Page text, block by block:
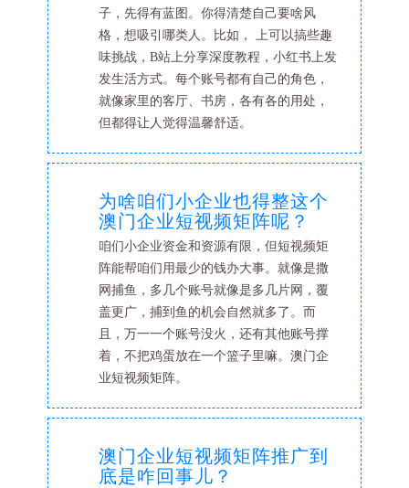
子，先得有蓝图。你得清楚自己要啥风
格，想吸引哪类人。比如， 上可以搞些趣
味挑战，B站上分享深度教程，小红书上发
发生活方式。每个账号都有自己的角色，
就像家里的客厅、书房，各有各的用处，
但都得让人觉得温馨舒适。
为啥咱们小企业也得整这个
澳门企业短视频矩阵呢？
咱们小企业资金和资源有限，但短视频矩
阵能帮咱们用最少的钱办大事。就像是撒
网捕鱼，多几个账号就像是多几片网，覆
盖更广，捕到鱼的机会自然就多了。而
且，万一一个账号没火，还有其他账号撑
着，不把鸡蛋放在一个篮子里嘛。澳门企
业短视频矩阵。
澳门企业短视频矩阵推广到
底是咋回事儿？